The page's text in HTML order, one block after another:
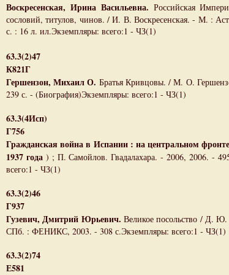
Воскресенская, Ирина Васильевна. Российская
сословий, титулов, чинов. / И. В. Воскресенская. - М. :
с. : 16 л. ил.Экземпляры: всего:1 - ЧЗ(1)
63.3(2)47
К821Г
Гершензон, Михаил О. Братья Кривцовы. / М. О.
239 с. - (Биография)Экземпляры: всего:1 - ЧЗ(1)
63.3(4Исп)
Г756
Гражданская война в Испании : на центральном
1937 года ) ; П. Самойлов. Гвадалахара. - 2006, 2006. -
всего:1 - ЧЗ(1)
63.3(2)46
Г937
Гузевич, Дмитрий Юрьевич. Великое посольство / Д.
СПб. : ФЕНИКС, 2003. - 308 с.Экземпляры: всего:1 - ЧЗ(1)
63.3(2)74
Е581